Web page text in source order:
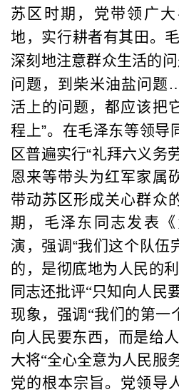
苏区时期，党带领广
地，实行耕者有其田。
深刻地注意群众生活的
问题，到柴米油盐问题
活上的问题，都应该把
程上”。在毛泽东等领导
区普遍实行“礼拜六义务
恩来等带头为红军家属
带动苏区形成关心群众
期，毛泽东同志发表
演，强调“我们这个队伍
的，是彻底地为人民的
同志还批评“只知向人民
现象，强调“我们的第一
向人民要东西，而是给
大将“全心全意为人民服
党的根本宗旨。党领导